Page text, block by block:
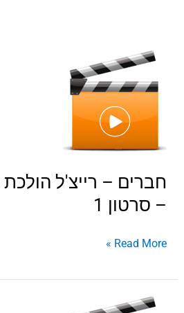
חברים – רייצ'ל הולכת
– סרטון 1
חברים
רייצ'ל
הולכת
עיניים
סרטון
1
Read More »
חברים